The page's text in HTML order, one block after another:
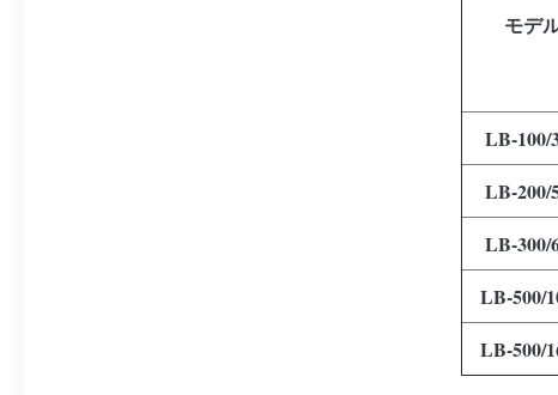
モデ
LB-100/
LB-200/
LB-300/
LB-500/
LB-500/